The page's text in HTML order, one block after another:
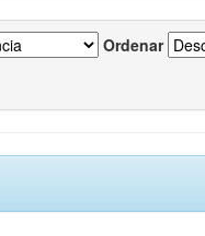
Ordenar